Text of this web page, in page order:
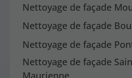
Nettoyage de façade
Nettoyage de façade
Nettoyage de façade
Nettoyage de façade